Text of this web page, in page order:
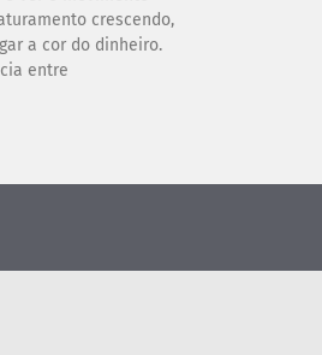
crescendo,
a cor do dinheiro.
entre